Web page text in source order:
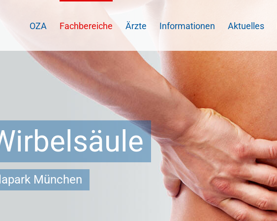
OZA Fachbereiche Ärzte Informationen Aktuelles
München